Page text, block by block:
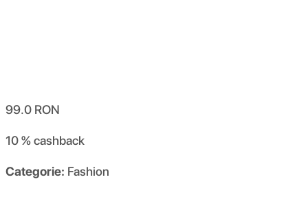
99.0 RON
10 %cashback
Categorie: Fashion